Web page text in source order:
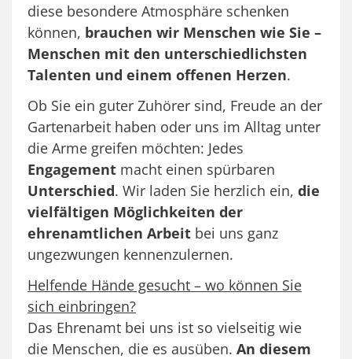
diese besondere Atmosphäre schenken
können, brauchen wir Menschen wie Sie –
Menschen mit den unterschiedlichsten
Talenten und einem offenen Herzen.
Ob Sie ein guter Zuhörer sind, Freude an der
Gartenarbeit haben oder uns im Alltag unter
die Arme greifen möchten: Jedes
Engagement macht einen spürbaren
Unterschied. Wir laden Sie herzlich ein, die
vielfältigen Möglichkeiten der
ehrenamtlichen Arbeit bei uns ganz
ungezwungen kennenzulernen.
Helfende Hände gesucht – wo können Sie
sich einbringen?
Das Ehrenamt bei uns ist so vielseitig wie
die Menschen, die es ausüben. An diesem